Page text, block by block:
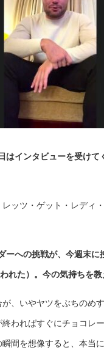
はインタビューを受けて
レッツ・ゲット・レディ
ーへの挑戦が、今週末
れた）。今の気持ちを教
が、いやヤツをぶちのめ
わればすぐにチョコレ
瞬間を想像すると、本当